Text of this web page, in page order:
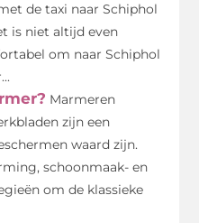
de taxi naar Schiphol
is niet altijd even
om naar Schiphol
Marmeren
zijn een
waard zijn.
schoonmaak- en
om de klassieke